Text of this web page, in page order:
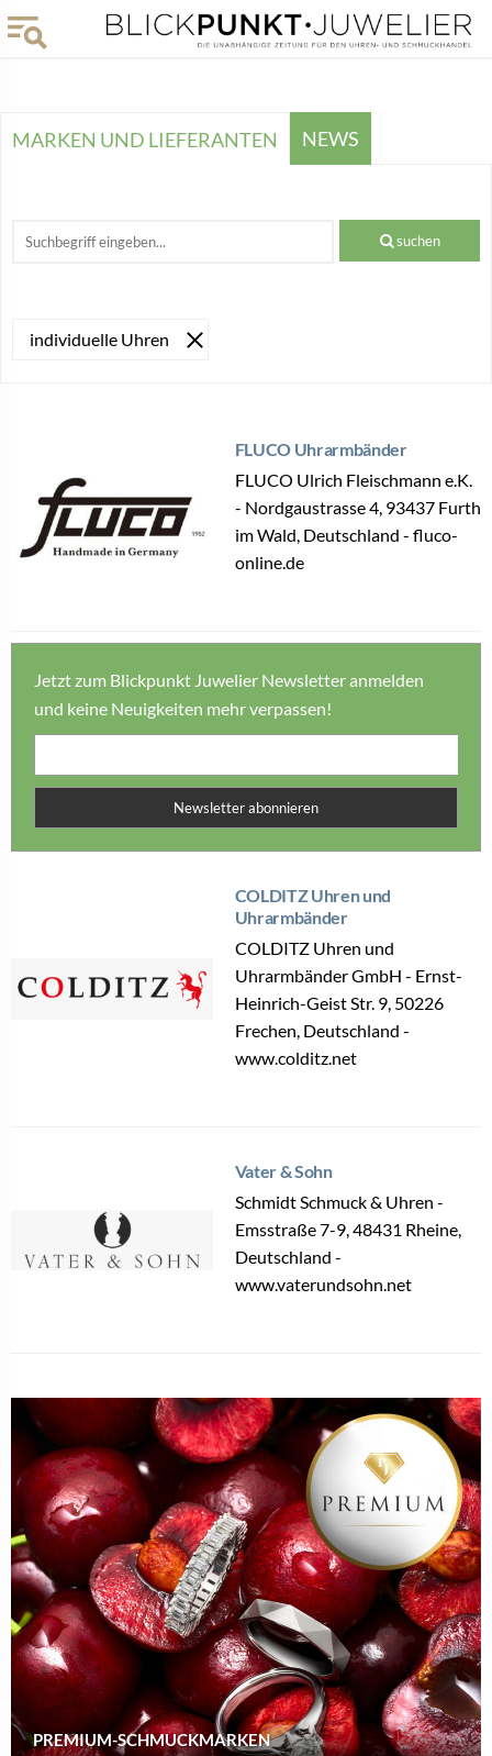
MARKEN UND LIEFERANTEN NEWS
suchen
individuelle Uhren
FLUCO Uhrarmbänder
FLUCO Ulrich Fleischmann e.K.
- Nordgaustrasse 4, 93437 Furth
im Wald, Deutschland - fluco-
online.de
Jetzt zum Blickpunkt Juwelier Newsletter anmelden
und keine Neuigkeiten mehr verpassen!
Newsletter abonnieren
COLDITZ Uhren und
Uhrarmbänder
COLDITZ Uhren und
Uhrarmbänder GmbH - Ernst-
Heinrich-Geist Str. 9, 50226
Frechen, Deutschland -
www.colditz.net
Vater & Sohn
Schmidt Schmuck & Uhren -
Emsstraße 7-9, 48431 Rheine,
Deutschland -
www.vaterundsohn.net
PREMIUM-SCHMUCKMARKEN